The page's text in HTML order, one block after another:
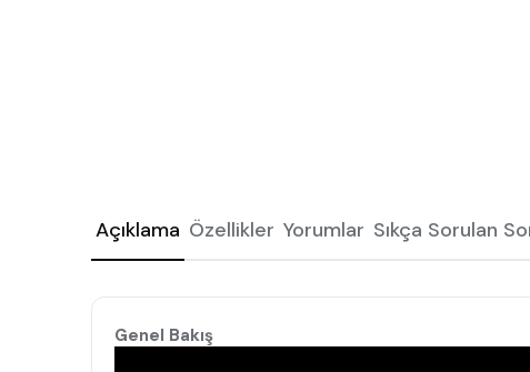
Açıklama Özellikler Yorumlar Sıkça Sorulan
Genel Bakış